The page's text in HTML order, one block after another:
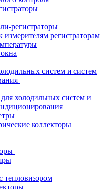
регистраторы
измерителям регистраторам
систем и систем
холодильных систем и
коллекторы
тепловизором